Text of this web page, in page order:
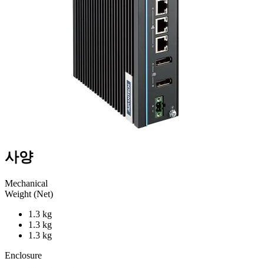
사양
Mechanical
Weight (Net)
1.3 kg
1.3 kg
1.3 kg
Enclosure